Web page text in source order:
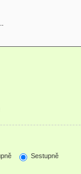
Sestupně